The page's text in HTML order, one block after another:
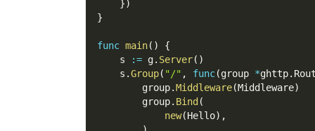
})
}
func main( )
{
    s
:= g. Server( )
    s
.Group( "/" , func(group *ghttp.
        group
.Middleware(Middleware)
        group
. Bind (
new(Hello) ,